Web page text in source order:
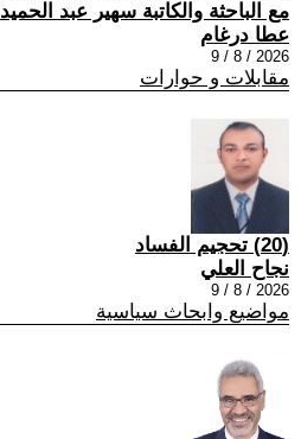
مع الباحثة والكاتبة سهير عبد الحميد
عطا درغام
2026 / 8 / 9
مقابلات و حوارات
(20) تحجيم الفساد
نجاح العلي
2026 / 8 / 9
مواضيع وابحاث سياسية